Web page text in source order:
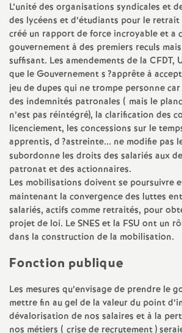
L’unité des organisations syndicales et
des lycéens et d’étudiants pour le
créé un rapport de force incroyable et a
gouvernement à des premiers reculs mais
suffisant. Les amendements de la CFDT,
que le Gouvernement s?apprête à
jeu de dupes qui ne trompe personne
des indemnités patronales ( mais le
n’est pas réintégré), la clarification des
licenciement, les concessions sur le
apprentis, d?astreinte... ne modifie pas
subordonne les droits des salariés aux
patronat et des actionnaires.
Les mobilisations doivent se poursuivre
maintenant la convergence des luttes
salariés, actifs comme retraités, pour
projet de loi. LeSNESet la FSU ont un
dans la construction de la mobilisation.
Fonction publique
Les mesures qu’envisage de prendre le
mettre fin au gel de la valeur du point
dévalorisation de nos salaires et à la
nos métiers ( crise de recrutement )